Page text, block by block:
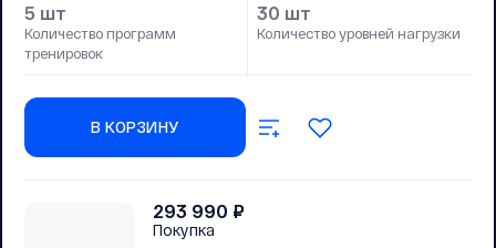
5 шт
Количество программ
тренировок
30 шт
Количество уровней нагрузки
В КОРЗИНУ
293 990 ₽
Покупка